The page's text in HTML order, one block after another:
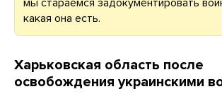
какая она есть.
Харьковская область после
освобождения украинскими